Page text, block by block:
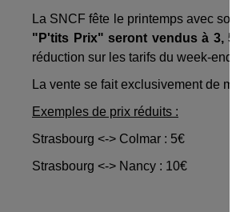
La SNCF fête le printemps avec son
"P'tits Prix" seront vendus à 3, 5,
réduction sur les tarifs du week-end.
La vente se fait exclusivement de
Exemples de prix réduits :
Strasbourg <-> Colmar : 5€
Strasbourg <-> Nancy : 10€